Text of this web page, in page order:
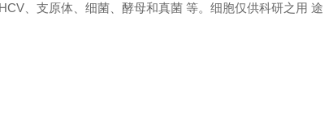
、支原体、细菌、酵母和真菌 等。细胞仅供科研之用 途